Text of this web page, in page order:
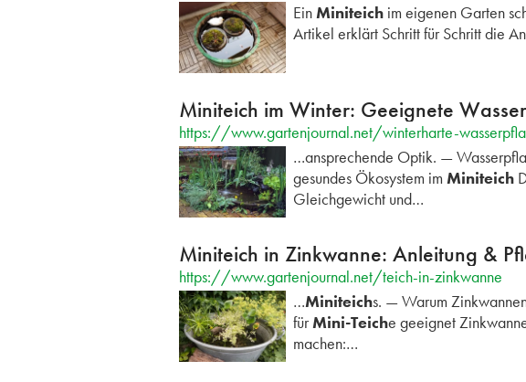
Ein Miniteich im eigenen Garten
Artikel erklärt Schritt für Schritt die
Miniteich im Winter: Geeignete
https://www.gartenjournal.net/winterharte-
…ansprechende Optik. —
gesundes Ökosystem im Miniteich
Gleichgewicht und…
Miniteich in Zinkwanne: Anleitung &
https://www.gartenjournal.net/teich-in-zinkwanne
…Miniteichs. — Warum
fürMini-Teiche geeignet
machen:…